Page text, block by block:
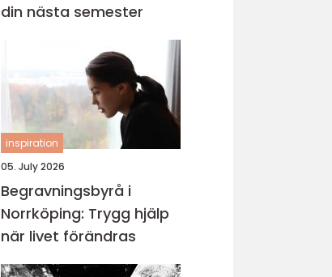
din nästa semester
inspiration
05. July 2026
Begravningsbyrå i
Norrköping: Trygg hjälp
när livet förändras